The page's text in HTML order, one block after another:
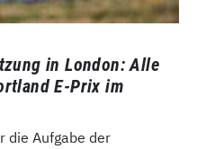
in London: Alle
E-Prix im
die Aufgabe der